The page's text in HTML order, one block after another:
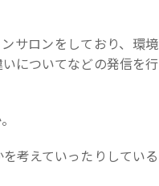
サロンをしており、環境
についてなどの発信を行
考えていったりしている